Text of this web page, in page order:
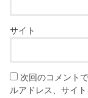
サイト
次回のコメント
ルアドレス、サイト